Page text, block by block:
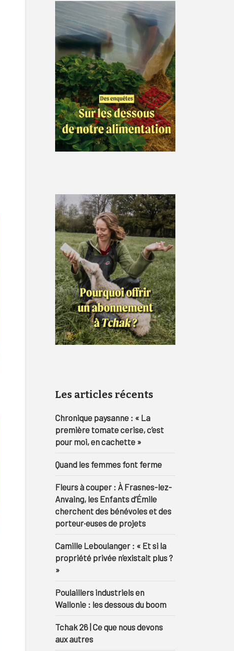
Les articles récents
Chronique paysanne : « La
première tomate cerise, c’est
pour moi, en cachette »
Quand les femmes font ferme
Fleurs à couper : À Frasnes-lez-
Anvaing, les Enfants d’Émile
cherchent des bénévoles et des
porteur·euses de projets
Camille Leboulanger : « Et si la
propriété privée n’existait plus ?
»
Poulaillers industriels en
Wallonie : les dessous du boom
Tchak 26 | Ce que nous devons
aux autres